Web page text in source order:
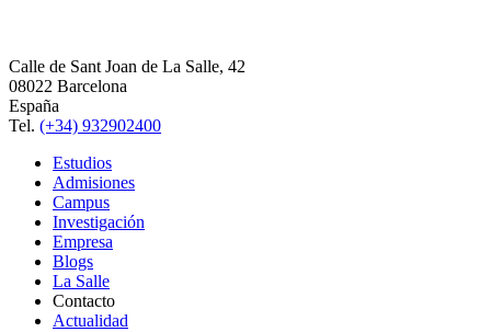
Calle de Sant Joan de La Salle, 42
08022 Barcelona
España
Tel. (+34) 932902400
Estudios
Admisiones
Campus
Investigación
Empresa
Blogs
La Salle
Contacto
Actualidad